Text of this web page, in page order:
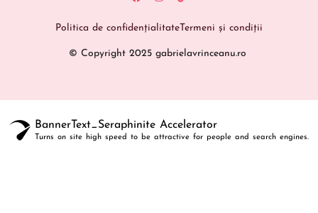
Politica de confidențialitateTermeni și condiții
© Copyright 2025 gabrielavrinceanu.ro
BannerText_Seraphinite Accelerator
Turns on site high speed to be attractive for people and search engines.